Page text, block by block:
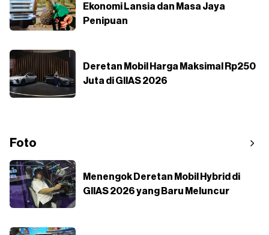
Ekonomi Lansia dan Masa Jaya
Penipuan
Deretan Mobil Harga Maksimal Rp250
Juta di GIIAS 2026
Foto
Menengok Deretan Mobil Hybrid di
GIIAS 2026 yang Baru Meluncur